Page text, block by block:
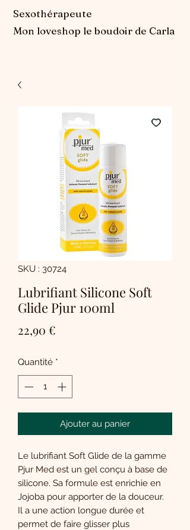
Sexothérapeute
Mon loveshop le boudoir de Carla
SKU : 30724
Lubrifiant Silicone Soft
Glide Pjur 100ml
22,90 €
Quantité *
Ajouter au panier
Le lubrifiant Soft Glide de la gamme
Pjur Med est un gel conçu à base de
silicone. Sa formule est enrichie en
Jojoba pour apporter de la douceur.
Il a une action longue durée et
permet de faire glisser plus